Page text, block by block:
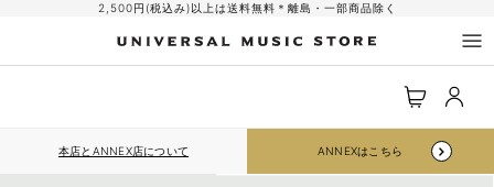
2,500円(税込み)以上は送料無料＊離島・一部商品除く
ー
ロ
グ
イ
ン
本店とANNEX店について ANNEXはこちら